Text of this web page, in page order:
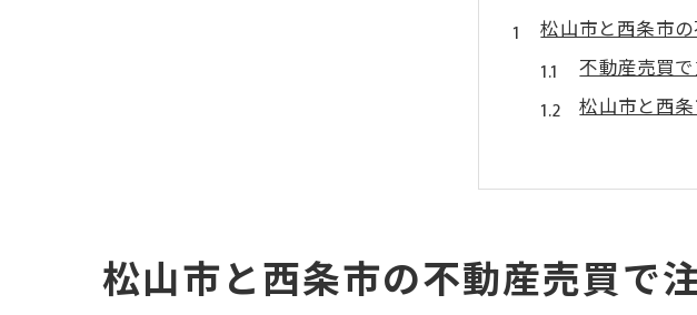
松山市と西条市
不動産売買
松山市と西
通勤通学が
不動産売買
子育てしやすい
西条市の不
松山市と西条市の不動産売買で